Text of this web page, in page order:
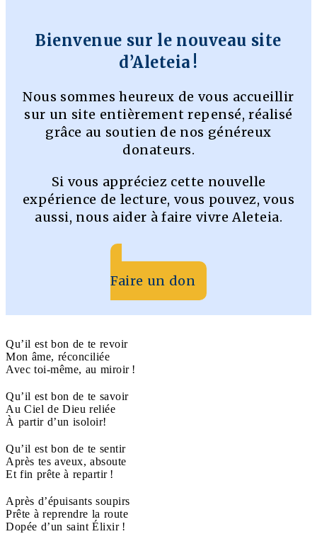
Bienvenue sur le nouveau site
d’Aleteia !
Nous sommes heureux de vous accueillir
sur un site entièrement repensé, réalisé
grâce au soutien de nos généreux
donateurs.
Si vous appréciez cette nouvelle
expérience de lecture, vous pouvez, vous
aussi, nous aider à faire vivre Aleteia.
Faire un don
Qu’il est bon de te revoir
Mon âme, réconciliée
Avec toi-même, au miroir !
Qu’il est bon de te savoir
Au Ciel de Dieu reliée
À partir d’un isoloir!
Qu’il est bon de te sentir
Après tes aveux, absoute
Et fin prête à repartir !
Après d’épuisants soupirs
Prête à reprendre la route
Dopée d’un saint Élixir !